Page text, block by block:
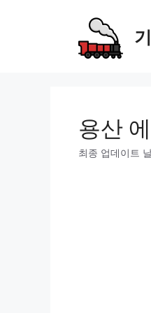
용산
최종 업데이트